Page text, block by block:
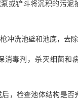
或铲斗将沉积的污泥
冲洗池壁和池底，去
消毒剂，杀灭细菌和
，检查池体结构是否